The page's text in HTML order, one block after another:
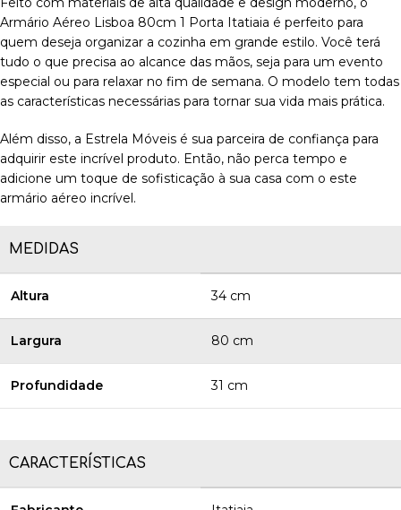
Armário Aéreo Lisboa 80cm 1 Porta Itatiaia é perfeito para
quem deseja organizar a cozinha em grande estilo. Você terá
tudo o que precisa ao alcance das mãos, seja para um evento
especial ou para relaxar no fim de semana. O modelo tem todas
as características necessárias para tornar sua vida mais prática.
Além disso, a Estrela Móveis é sua parceira de confiança para
adquirir este incrível produto. Então, não perca tempo e
adicione um toque de sofisticação à sua casa com o este
armário aéreo incrível.
MEDIDAS
Altura 34 cm
Largura 80 cm
Profundidade 31 cm
CARACTERÍSTICAS